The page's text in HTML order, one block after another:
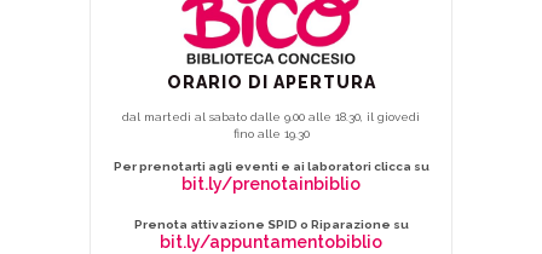
ORARIO DI APERTURA
dal martedì al sabato dalle 9.00 alle 18.30, il giovedì
fino alle 19.30
Per prenotarti agli eventi e ai laboratori clicca su
bit.ly/prenotainbiblio
Prenota attivazione SPID o Riparazione su
bit.ly/appuntamentobiblio